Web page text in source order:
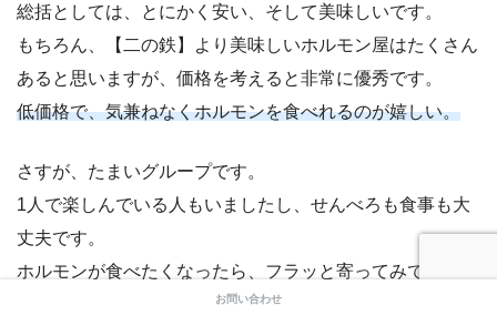
総括としては、とにかく安い、そして美味しいです。
もちろん、【二の鉄】より美味しいホルモン屋はたくさん
あると思いますが、価格を考えると非常に優秀です。
低価格で、気兼ねなくホルモンを食べれるのが嬉しい。
さすが、たまいグループです。
1人で楽しんでいる人もいましたし、せんべろも食事も大
丈夫です。
ホルモンが食べたくなったら、フラッと寄ってみてはいか
お問い合わせ